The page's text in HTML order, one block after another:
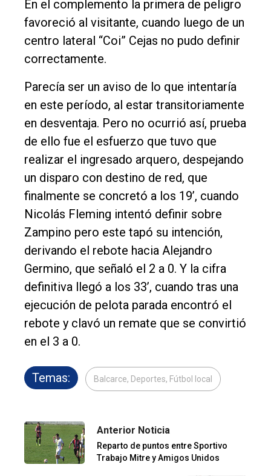
En el complemento la primera de peligro
favoreció al visitante, cuando luego de un
centro lateral “Coi” Cejas no pudo definir
correctamente.
Parecía ser un aviso de lo que intentaría
en este período, al estar transitoriamente
en desventaja. Pero no ocurrió así, prueba
de ello fue el esfuerzo que tuvo que
realizar el ingresado arquero, despejando
un disparo con destino de red, que
finalmente se concretó a los 19’, cuando
Nicolás Fleming intentó definir sobre
Zampino pero este tapó su intención,
derivando el rebote hacia Alejandro
Germino, que señaló el 2 a 0. Y la cifra
definitiva llegó a los 33’, cuando tras una
ejecución de pelota parada encontró el
rebote y clavó un remate que se convirtió
en el 3 a 0.
Temas: Balcarce, Deportes, Fútbol local
Anterior Noticia
Reparto de puntos entre Sportivo
Trabajo Mitre y Amigos Unidos